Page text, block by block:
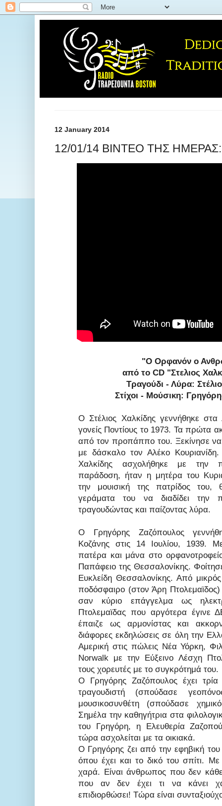
12 January 2014
12/01/14 ΒΙΝΤΕΟ ΤΗΣ
"Ο Ορφανόν ο
από το CD "Στελιος
Τραγούδι - Λύρα:
Στίχοι - Μούσικη:
Ο Στέλιος Χαλκίδης γεννήθηκε
γονείς Ποντίους το 1973. Τα πρώτα
από τον προπάππο του. Ξεκίνησε να
με δάσκαλο τον Αλέκο
Χαλκίδης ασχολήθηκε με την
παράδοση, ήταν η μητέρα του
την μουισική της πατρίδος του,
γεράματα του να διαδίδει την
τραγουδώντας και παίζοντας λύρα.
Ο Γρηγόρης Ζαζόπουλος
Κοζάνης στις 14 Ιουλίου, 1939.
πατέρα και μάνα στο
Παπάφειο της Θεσσαλονίκης.
Ευκλείδη Θεσσαλονίκης. Από
ποδόσφαιρο (στον Άρη
σαν κύριο επάγγελμα ως
Πτολεμαϊδας που αργότερα
έπαιζε ως αρμονίστας και
διάφορες εκδηλώσεις σε όλη την
Αμερική στις πώλεις Νέα Υόρκη,
Norwalk με την Εύξεινο Λέσχη
τους χορευτές με το συγκρότημά του.
Ο Γρηγόρης Ζαζόπουλος έχει
τραγουδιστή (σπούδασε
μουσικοσυνθέτη (σπούδασε
Σημέλα την καθηγήτρια στα
του Γρηγόρη, η Ελευθερία
τώρα ασχολείται με τα οικιακά.
Ο Γρηγόρης ζει από την εφηβική του
όπου έχει και το δικό του σπίτι. Με
χαρά. Είναι άνθρωπος που δεν
που αν δεν έχει τι να κάνει
επιδιορθώσει! Τώρα είναι